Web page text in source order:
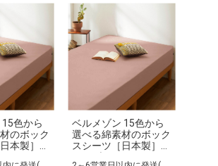
色から
のボック
本製］
ベルメゾン 15色から
選べる綿素材のボック
スシーツ［日本製］